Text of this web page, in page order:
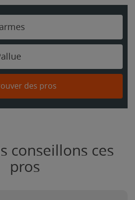
des pros
conseillons ces
pros